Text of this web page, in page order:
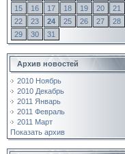
15
16 17 18 19 20
21
22
23 24 25 26 27
28
29
30 31
Архив новостей
2010 Ноябрь
2010 Декабрь
2011 Январь
2011 Февраль
2011 Март
Показать архив